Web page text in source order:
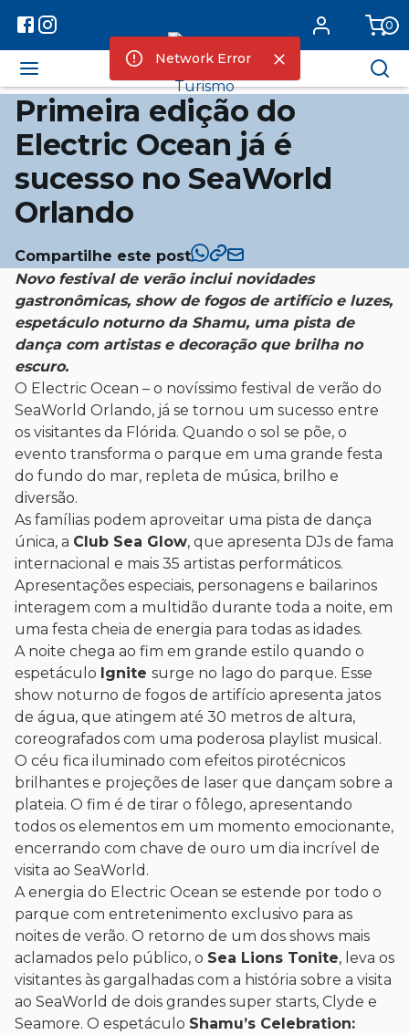
0
Primeira edição do
Electric Ocean já é
sucesso no SeaWorld
Orlando
Compartilhe este post
Novo festival de verão inclui novidades
gastronômicas, show de fogos de artifício e luzes,
espetáculo noturno da Shamu, uma pista de
dança com artistas e decoração que brilha no
escuro.
O Electric Ocean – o novíssimo festival de verão do
SeaWorld Orlando, já se tornou um sucesso entre
os visitantes da Flórida. Quando o sol se põe, o
evento transforma o parque em uma grande festa
do fundo do mar, repleta de música, brilho e
diversão.
As famílias podem aproveitar uma pista de dança
única, a Club Sea Glow, que apresenta DJs de fama
internacional e mais 35 artistas performáticos.
Apresentações especiais, personagens e bailarinos
interagem com a multidão durante toda a noite, em
uma festa cheia de energia para todas as idades.
A noite chega ao fim em grande estilo quando o
espetáculo Ignite surge no lago do parque. Esse
show noturno de fogos de artifício apresenta jatos
de água, que atingem até 30 metros de altura,
coreografados com uma poderosa playlist musical.
O céu fica iluminado com efeitos pirotécnicos
brilhantes e projeções de laser que dançam sobre a
plateia. O fim é de tirar o fôlego, apresentando
todos os elementos em um momento emocionante,
encerrando com chave de ouro um dia incrível de
visita ao SeaWorld.
A energia do Electric Ocean se estende por todo o
parque com entretenimento exclusivo para as
noites de verão. O retorno de um dos shows mais
aclamados pelo público, o Sea Lions Tonite, leva os
visitantes às gargalhadas com a história sobre a visita
ao SeaWorld de dois grandes super starts, Clyde e
Seamore. O espetáculo Shamu’s Celebration:
Network Error